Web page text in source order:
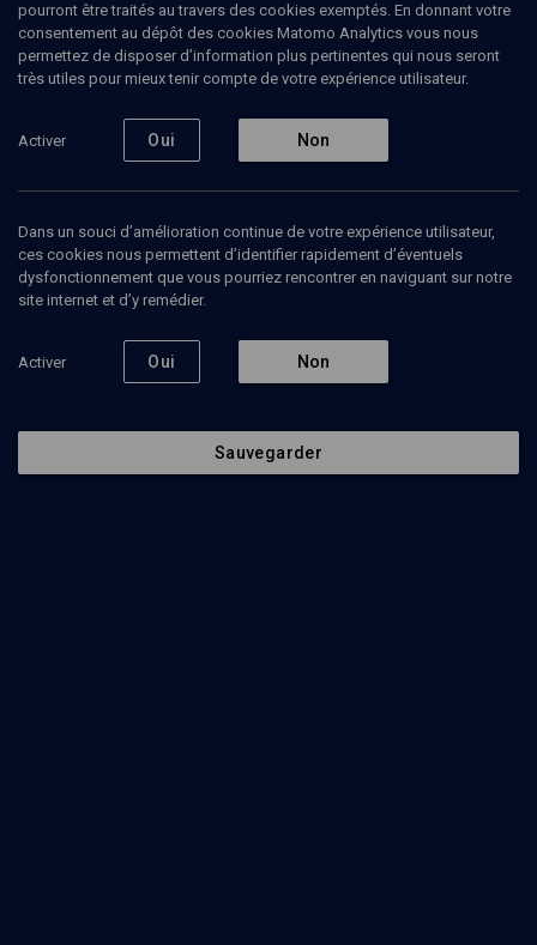
Tous 1 Vidéos 1
L’affaire Copernic
Les secrets d’un attentat
Regarder
pourront être traités au travers des cookies exemptés. En donnant votre
consentement au dépôt des cookies Matomo Analytics vous nous
permettez de disposer d’information plus pertinentes qui nous seront
très utiles pour mieux tenir compte de votre expérience utilisateur.
Activer Oui Non
Dans un souci d’amélioration continue de votre expérience utilisateur,
ces cookies nous permettent d’identifier rapidement d’éventuels
dysfonctionnement que vous pourriez rencontrer en naviguant sur notre
site internet et d’y remédier.
Activer Oui Non
Sauvegarder